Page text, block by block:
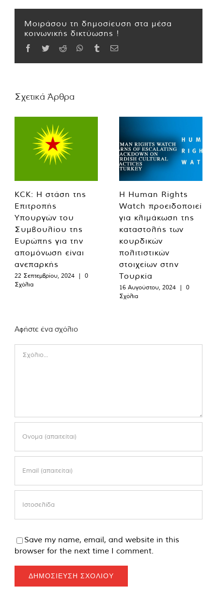
Μοιράσου τη δημοσίευση στα μέσα
κοινωνικής δικτύωσης !
Facebook
TwitterReddit WhatsApp
TumblrEmail
Σχετικά Άρθρα
KCK: Η στάση της
Επιτροπής
Υπουργών του
Συμβουλίου της
Ευρώπης για την
απομόνωση είναι
ανεπαρκής
22 Σεπτεμβρίου, 2024 |
0
Σχόλια
Η Human Rights
Watch προειδοποιεί
για κλιμάκωση της
καταστολής των
κουρδικών
πολιτιστικών
στοιχείων στην
Τουρκία
16 Αυγούστου, 2024 |
0
Σχόλια
Αφήστε ένα σχόλιο
Save my name, email, and website in this
browser for the next time I comment.